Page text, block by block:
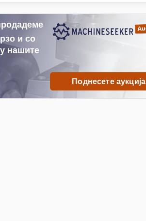
и со
нашите
Поднесете аукција